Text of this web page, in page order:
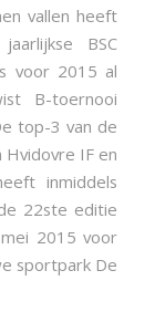
vallen heeft
BSC
voor 2015 al
B-toernooi
top-3 van de
Hvidovre IF en
inmiddels
22ste editie
2015 voor
sportpark De